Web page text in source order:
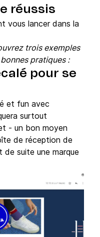
réussis
vous lancer dans la
trois exemples
pratiques :
pour se
et fun avec
surtout
- un bon moyen
de réception de
suite une marque